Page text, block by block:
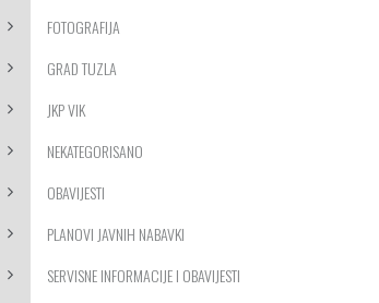
FOTOGRAFIJA
GRAD TUZLA
JKP VIK
NEKATEGORISANO
OBAVIJESTI
PLANOVI JAVNIH NABAVKI
SERVISNE INFORMACIJE I OBAVIJESTI